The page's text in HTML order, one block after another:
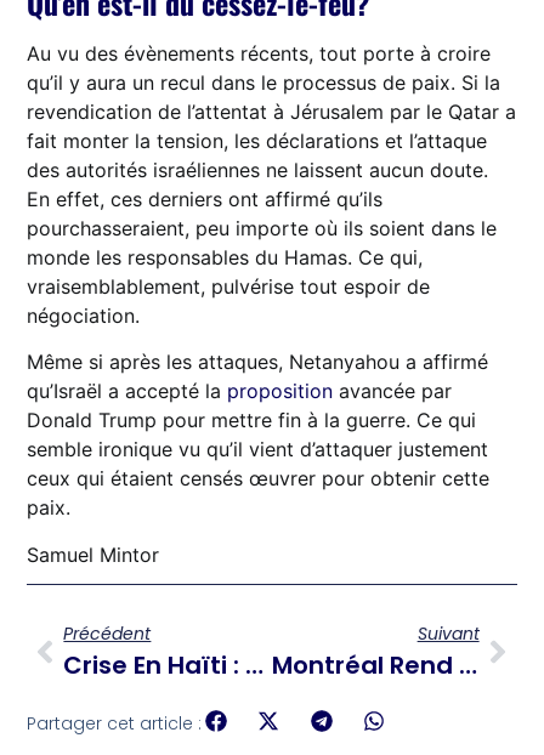
Au vu des évènements récents, tout porte à croire
qu’il y aura un recul dans le processus de paix. Si la
revendication de l’attentat à Jérusalem par le Qatar a
fait monter la tension, les déclarations et l’attaque
des autorités israéliennes ne laissent aucun doute.
En effet, ces derniers ont affirmé qu’ils
pourchasseraient, peu importe où ils soient dans le
monde les responsables du Hamas. Ce qui,
vraisemblablement, pulvérise tout espoir de
négociation.
Même si après les attaques, Netanyahou a affirmé
qu’Israël a accepté la proposition avancée par
Donald Trump pour mettre fin à la guerre. Ce qui
semble ironique vu qu’il vient d’attaquer justement
ceux qui étaient censés œuvrer pour obtenir cette
paix.
Samuel Mintor
Précédent
Crise En Haïti : Tom Fletcher, Envoyé De L’ONU, Sonne L’alarme Humanitaire
Suivant
Montréal Rend Hommage À Haïti Avec Une Station « Vertières »
Partager cet article :